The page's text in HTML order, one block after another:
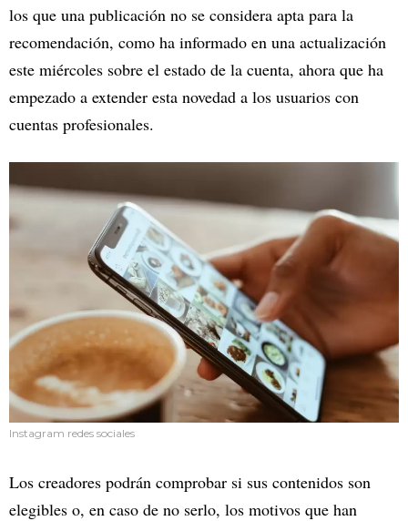
los que una publicación no se considera apta para la
recomendación, como ha informado en una actualización
este miércoles sobre el estado de la cuenta, ahora que ha
empezado a extender esta novedad a los usuarios con
cuentas profesionales.
Instagram redes sociales
Los creadores podrán comprobar si sus contenidos son
elegibles o, en caso de no serlo, los motivos que han